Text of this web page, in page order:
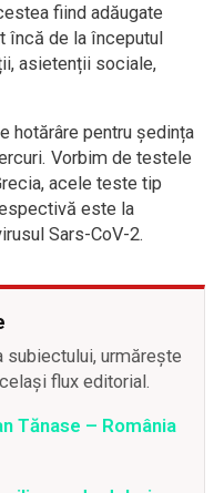
fiind adăugate
încă de la începutul
asietenții sociale,
hotărâre pentru ședința
Vorbim de testele
acele teste tip
este la
Sars-CoV-2.
subiectului, urmărește
flux editorial.
Tănase – România